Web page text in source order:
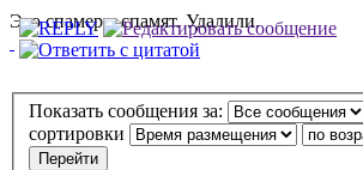
Это спамеры спамят. Удалили.
Показать сообщения за:
сортировки